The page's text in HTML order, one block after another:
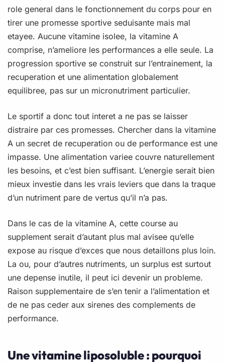
role general dans le fonctionnement du corps pour en
tirer une promesse sportive seduisante mais mal
etayee. Aucune vitamine isolee, la vitamine A
comprise, n’ameliore les performances a elle seule. La
progression sportive se construit sur l’entrainement, la
recuperation et une alimentation globalement
equilibree, pas sur un micronutriment particulier.
Le sportif a donc tout interet a ne pas se laisser
distraire par ces promesses. Chercher dans la vitamine
A un secret de recuperation ou de performance est une
impasse. Une alimentation variee couvre naturellement
les besoins, et c’est bien suffisant. L’energie serait bien
mieux investie dans les vrais leviers que dans la traque
d’un nutriment pare de vertus qu’il n’a pas.
Dans le cas de la vitamine A, cette course au
supplement serait d’autant plus mal avisee qu’elle
expose au risque d’exces que nous detaillons plus loin.
La ou, pour d’autres nutriments, un surplus est surtout
une depense inutile, il peut ici devenir un probleme.
Raison supplementaire de s’en tenir a l’alimentation et
de ne pas ceder aux sirenes des complements de
performance.
Une vitamine liposoluble : pourquoi